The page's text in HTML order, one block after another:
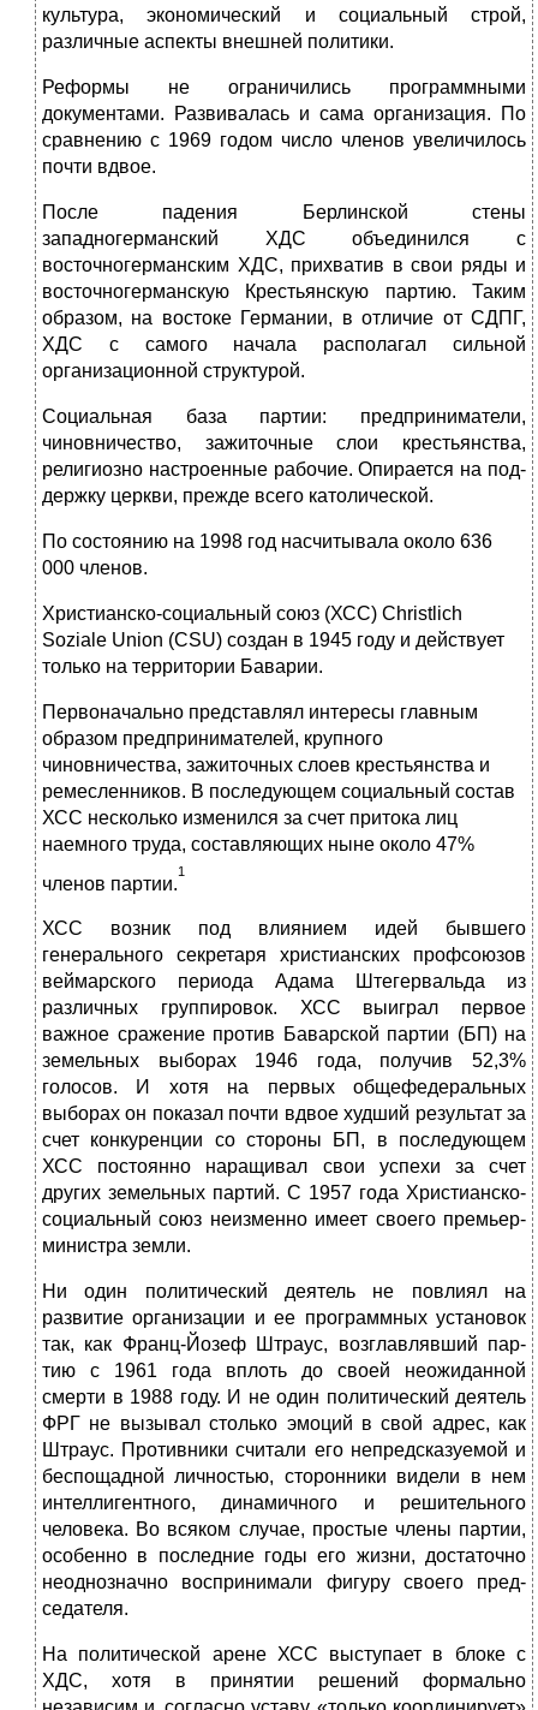
культура, экономический и социальный строй,
различные аспекты внешней политики.
Реформы не ограничились программными
документами. Развивалась и сама организация. По
сравнению с 1969 годом число членов увеличилось
почти вдвое.
После падения Берлинской стены
западногерманский ХДС объединился с
восточногерманским ХДС, прихватив в свои ряды и
восточногерманскую Крестьянскую партию. Таким
образом, на востоке Германии, в отличие от СДПГ,
ХДС с самого начала располагал сильной
организационной структу­рой.
Социальная база партии: предприниматели,
чиновничество, зажиточные слои крестьянства,
религиозно настроенные рабочие. Опирается на под­
держку церкви, прежде всего католической.
По состоянию на 1998 год насчитывала около 636
000 членов.
Христианско-социальный союз (ХСС) Christlich
Soziale Union (CSU) создан в 1945 году и действует
только на территории Баварии.
Первоначально представлял интересы главным
обра­зом предпринимателей, крупного
чиновничества, зажиточных слоев кресть­янства и
ремесленников. В последующем социальный состав
ХСС несколько изменился за счет притока лиц
наемного труда, составляющих ныне около 47%
членов партии.
1
ХСС возник под влиянием идей бывшего
генерального секретаря христи­анских профсоюзов
веймарского периода Адама Штегервальда
из
различ­ных группировок. ХСС выиграл первое
важное сражение про­тив Баварской партии (БП) на
земельных выборах 1946 года, получив 52,3%
голосов. И хотя на первых общефедеральных
выборах он показал почти вдвое худший результат за
счет конкуренции со стороны БП, в последующем
ХСС постоянно наращивал свои успехи за счет
других земельных партий. С 1957 года Христианско-
социальный союз неизменно имеет своего премьер-
министра земли.
Ни один политический деятель не повлиял на
развитие организации и ее программных установок
так, как Франц-Йозеф Штраус,
возглавлявший пар­
тию с 1961 года вплоть до своей неожиданной
смерти в 1988 году. И не один политический деятель
ФРГ не вызывал столько эмоций в свой адрес, как
Штраус. Противники считали его непредсказуемой и
беспощадной лично­стью, сторонники видели в нем
интеллигентного, динамичного и решительно­го
человека. Во всяком случае, простые члены партии,
особенно в последние годы его жизни, достаточно
неоднозначно воспринимали фигуру своего пред­
седателя.
На политической арене ХСС выступает в блоке с
ХДС, хотя в принятии решений формально